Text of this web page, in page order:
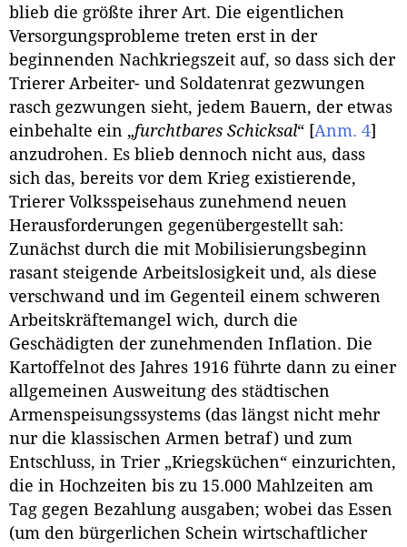
blieb die größte ihrer Art. Die eigentlichen
Versorgungsprobleme treten erst in der
beginnenden Nachkriegszeit auf, so dass sich der
Trierer Arbeiter- und Soldatenrat gezwungen
rasch gezwungen sieht, jedem Bauern, der etwas
einbehalte ein „furchtbares Schicksal“ [Anm. 4]
anzudrohen. Es blieb dennoch nicht aus, dass
sich das, bereits vor dem Krieg existierende,
Trierer Volksspeisehaus zunehmend neuen
Herausforderungen gegenübergestellt sah:
Zunächst durch die mit Mobilisierungsbeginn
rasant steigende Arbeitslosigkeit und, als diese
verschwand und im Gegenteil einem schweren
Arbeitskräftemangel wich, durch die
Geschädigten der zunehmenden Inflation. Die
Kartoffelnot des Jahres 1916 führte dann zu einer
allgemeinen Ausweitung des städtischen
Armenspeisungssystems (das längst nicht mehr
nur die klassischen Armen betraf) und zum
Entschluss, in Trier „Kriegsküchen“ einzurichten,
die in Hochzeiten bis zu 15.000 Mahlzeiten am
Tag gegen Bezahlung ausgaben; wobei das Essen
(um den bürgerlichen Schein wirtschaftlicher